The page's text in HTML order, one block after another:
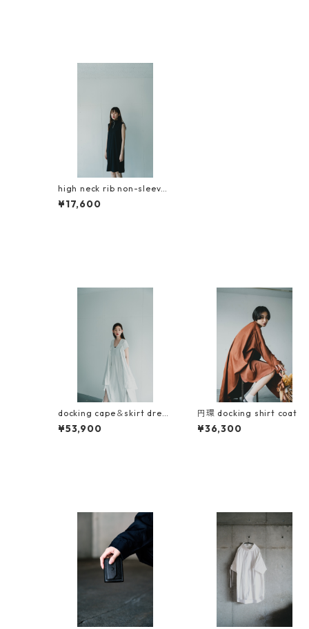
high neck rib non-sleeve
short dress
¥17,600
docking cape＆skirt dress
INORI（祈）
¥53,900
円環 docking shirt coat
¥36,300